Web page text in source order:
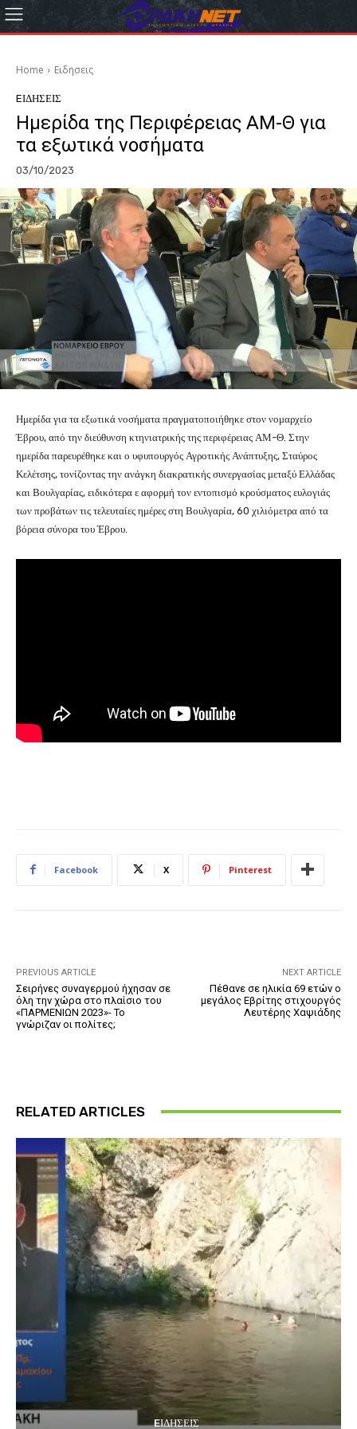
Home Eιδησεις
EΙΔΗΣΕΙΣ
Ημερίδα της Περιφέρειας ΑΜ-Θ για
τα εξωτικά νοσήματα
03/10/2023
Ημερίδα για τα εξωτικά νοσήματα πραγματοποιήθηκε στον νομαρχείο
Έβρου, από την διεύθυνση κτηνιατρικής της περιφέρειας ΑΜ-Θ. Στην
ημερίδα παρευρέθηκε και ο υφυπουργός Αγροτικής Ανάπτυξης, Σταύρος
Κελέτσης, τονίζοντας την ανάγκη διακρατικής συνεργασίας μεταξύ Ελλάδας
και Βουλγαρίας, ειδικότερα ε αφορμή τον εντοπισμό κρούσματος ευλογιάς
των προβάτων τις τελευταίες ημέρες στη Βουλγαρία, 60 χιλιόμετρα από τα
βόρεια σύνορα του Έβρου.
Facebook X Pinterest
PREVIOUS ARTICLE
Σειρήνες συναγερμού ήχησαν σε
όλη την χώρα στο πλαίσιο του
«ΠΑΡΜΕΝΙΩΝ 2023»- Το
γνώριζαν οι πολίτες;
NEXT ARTICLE
Πέθανε σε ηλικία 69 ετών ο
μεγάλος Εβρίτης στιχουργός
Λευτέρης Χαψιάδης
RELATED ARTICLES
EΙΔΗΣΕΙΣ